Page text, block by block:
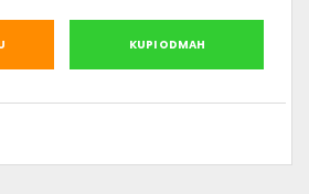
KUPI ODMAH